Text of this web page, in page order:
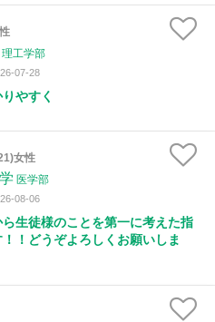
理工学部
07-28
やすく
女性
医学部
08-06
生徒様のことを第一に考えた指
！どうぞよろしくお願いしま